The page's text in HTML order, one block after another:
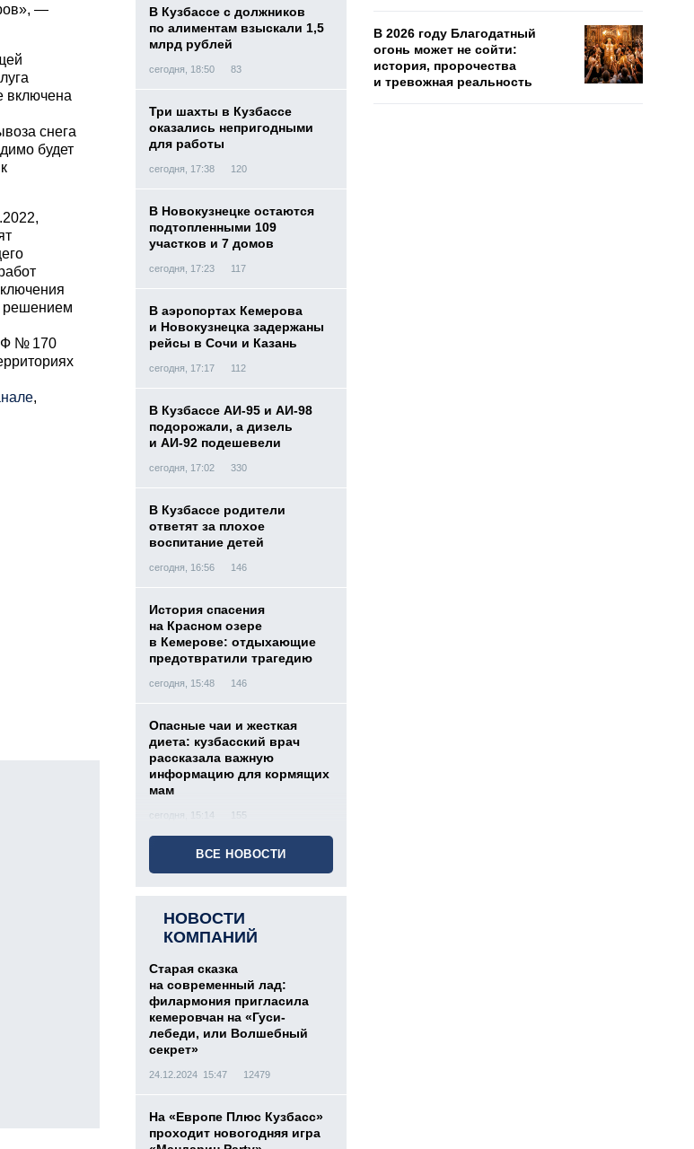
—
включена
снега
будет
решением
№ 170
,
В Кузбассе с должников
по алиментам взыскали 1,5
млрд рублей
сегодня, 18:50 83
Три шахты в Кузбассе
оказались непригодными
для работы
сегодня, 17:38 120
В Новокузнецке остаются
подтопленными 109
участков и 7 домов
сегодня, 17:23 117
В аэропортах Кемерова
и Новокузнецка задержаны
рейсы в Сочи и Казань
сегодня, 17:17 112
В Кузбассе АИ-95 и АИ-98
подорожали, а дизель
и АИ-92 подешевели
сегодня, 17:02 330
В Кузбассе родители
ответят за плохое
воспитание детей
сегодня, 16:56 146
История спасения
на Красном озере
в Кемерове: отдыхающие
предотвратили трагедию
сегодня, 15:48 146
Опасные чаи и жесткая
диета: кузбасский врач
рассказала важную
информацию для кормящих
мам
сегодня, 15:14 155
ВСЕ НОВОСТИ
НОВОСТИ
КОМПАНИЙ
Старая сказка
на современный лад:
филармония пригласила
кемеровчан на «Гуси-
лебеди, или Волшебный
секрет»
24.12.2024 15:47 12479
На «Европе Плюс Кузбасс»
проходит новогодняя игра
В 2026 году Благодатный
огонь может не сойти:
история, пророчества
и тревожная реальность